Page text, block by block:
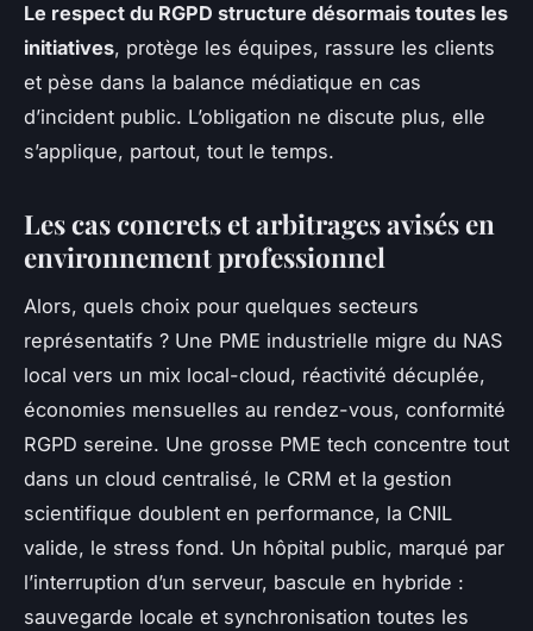
Le respect du RGPD structure désormais toutes les
initiatives, protège les équipes, rassure les clients
et pèse dans la balance médiatique en cas
d’incident public. L’obligation ne discute plus, elle
s’applique, partout, tout le temps.
Les cas concrets et arbitrages avisés en
environnement professionnel
Alors, quels choix pour quelques secteurs
représentatifs ? Une PME industrielle migre du NAS
local vers un mix local-cloud, réactivité décuplée,
économies mensuelles au rendez-vous, conformité
RGPD sereine. Une grosse PME tech concentre tout
dans un cloud centralisé, le CRM et la gestion
scientifique doublent en performance, la CNIL
valide, le stress fond. Un hôpital public, marqué par
l’interruption d’un serveur, bascule en hybride :
sauvegarde locale et synchronisation toutes les